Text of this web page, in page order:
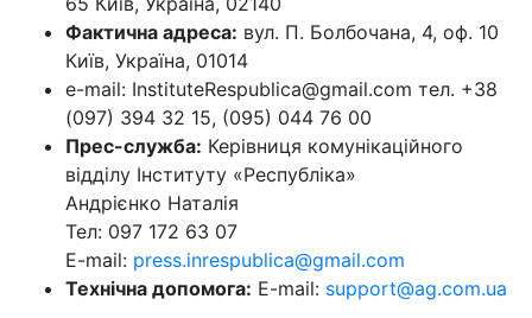
Фактична адреса: вул. П. Болбочана, 4, оф. 10
Київ, Україна, 01014
e-mail: InstituteRespublica@gmail.com тел. +38
(097) 394 32 15, (095) 044 76 00
Прес-служба: Керівниця комунікаційного
відділу Інституту «Республіка»
Андрієнко Наталія
Тел: 097 172 63 07
E-mail: press.inrespublica@gmail.com
Технічна допомога: E-mail: support@ag.com.ua